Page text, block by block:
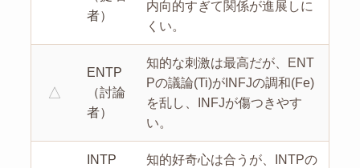
者）
内向的すぎて関係が進展しに
くい。
△
ENTP
（討論
者）
知的な刺激は最高だが、ENT
Pの議論(Ti)がINFJの調和(Fe)
を乱し、INFJが傷つきやす
い。
INTP
知的好奇心は合うが、INTPの